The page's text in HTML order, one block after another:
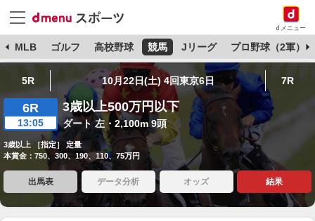
dメニュー
MLB ゴルフ 高校野球 競馬 Jリーグ プロ野球（2軍）
5R 10月22日(土) 4回東京6日 7R
6R
13:05
3歳以上500万円以下
ダート 左・2,100m 9頭
3歳以上 ［指定］ 定量
本賞金：750、300、190、110、75万円
出馬表 データ分析 オッズ 結果